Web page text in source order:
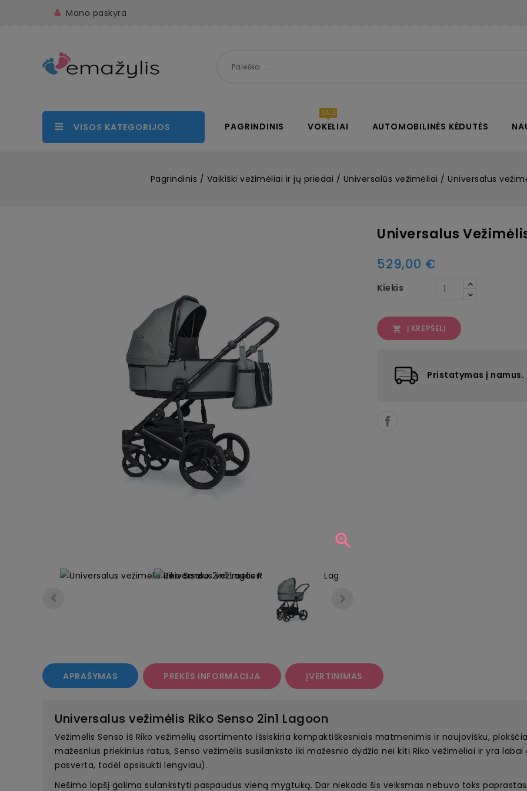
Mano paskyra
VISOS KATEGORIJOS PAGRINDINIS VOKELIAI AUTOMOBILINĖS KĖDUTĖS
Pagrindinis Vaikiški vežimėliai ir jų priedai Universalūs vežimėliai Universalus

Universalus
529,00 €
Kiekis
 Į KREPŠELĮ
Pristatymas į namus.
APRAŠYMAS PREKĖS INFORMACIJA ĮVERTINIMAS
Universalus vežimėlis Riko Senso 2in1 Lagoon
Vežimėlis Senso iš Riko vežimėlių asortimento išsiskiria kompaktiškesniais matmenimis ir naujovišku,
mažesnius priekinius ratus, Senso vežimėlis susilanksto iki mažesnio dydžio nei kiti Riko vežimėliai ir yra
pasverta, todėl apsisukti lengviau).
Nešimo lopšį galima sulankstyti paspaudus vieną mygtuką. Dar niekada šis veiksmas nebuvo toks